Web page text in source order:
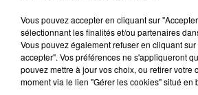
Vous pouvez accepter en cliquant sur
sélectionnant les finalités et/ou partenaires
Vous pouvez également refuser en cliquant
accepter". Vos préférences ne s'appliqueront
pouvez mettre à jour vos choix, ou retirer votre
moment via le lien "Gérer les cookies" situé en